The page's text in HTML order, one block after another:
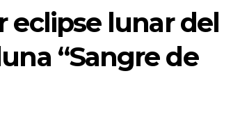
eclipse lunar del
“Sangre de